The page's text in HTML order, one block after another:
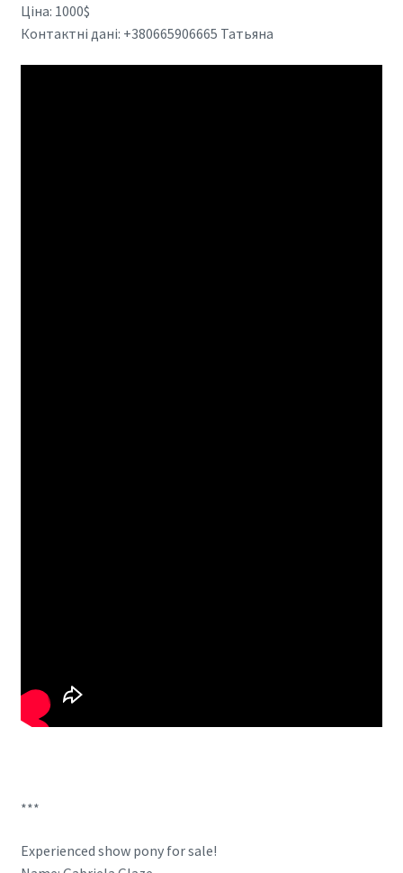
Ціна: 1000$
Контактні дані: +380665906665 Татьяна
***
Experienced show pony for sale!